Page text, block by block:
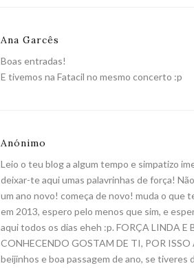
Ana Garcês
Boas entradas!
E tivemos na Fatacil no mesmo concerto :p
Anónimo
Leio o teu blog a algum tempo e simpatizo
deixar-te aqui umas palavrinhas de força!
um ano novo! começa de novo! muda o
em 2013, espero pelo menos que sim, e
aqui todos os dias eheh :p. FORÇA LINDA E
CONHECENDO GOSTAM DE TI, POR
beijinhos e boa passagem de ano, se tiveres